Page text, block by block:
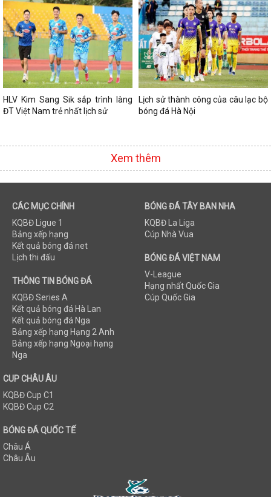
HLV Kim Sang Sik sắp trình làng
ĐT Việt Nam trẻ nhất lịch sử
Lịch sử thành công của câu lạc bộ
bóng đá Hà Nội
Xem thêm
CÁC MỤC CHÍNH
KQBĐ Ligue 1
Bảng xếp hạng
Kết quả bóng đá net
Lịch thi đấu
THÔNG TIN BÓNG ĐÁ
KQBĐ Series A
Kết quả bóng đá Hà Lan
Kết quả bóng đá Nga
Bảng xếp hạng Hạng 2 Anh
Bảng xếp hạng Ngoại hạng
Nga
BÓNG ĐÁ TÂY BAN NHA
KQBĐ La Liga
Cúp Nhà Vua
BÓNG ĐÁ VIỆT NAM
V-League
Hạng nhất Quốc Gia
Cúp Quốc Gia
CUP CHÂU ÂU
KQBĐ Cup C1
KQBĐ Cup C2
BÓNG ĐÁ QUỐC TẾ
Châu Á
Châu Âu